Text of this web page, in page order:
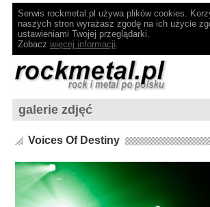
Serwis rockmetal.pl używa plików cookies.
naszych stron wyrażasz zgodę na ich użycie
ustawieniami Twojej przeglądarki.
Zobacz więcej informacji.
galerie zdjęć
Voices Of Destiny